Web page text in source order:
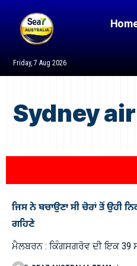
Friday, 7 Aug 2026
Sydney
ਜਿਸ ਨੇ ਬਚਾਉਣਾ ਸੀ ਚੋਰਾਂ ਤੋਂ ਉਹੀ
ਗਹਿਣੇ
ਮੈਲਬਰਨ : ਕਿੰਗਸਗਰੋਵ ਦੀ ਇਕ 39